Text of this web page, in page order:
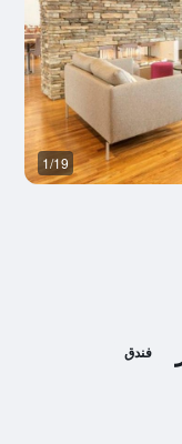
فندق
1/19